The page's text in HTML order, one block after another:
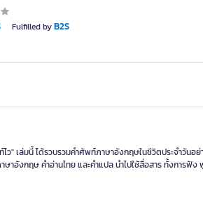
Fulfilled byB2S
" เล่มนี้ ได้รวบรวมคำศัพท์ภาษาอังกฤษในชีวิตประจำวันอย่
ษาอังกฤษ คำอ่านไทย และคำแปล นำไปใช้สื่อสาร ทั้งการฟัง